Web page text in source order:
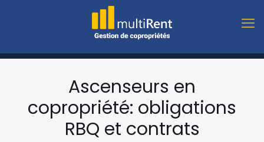
Ascenseurs en
copropriété: obligations
RBQ et contrats